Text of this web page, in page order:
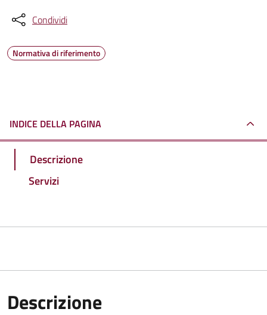
Condividi
Normativa di riferimento
INDICE DELLA PAGINA
Descrizione
Servizi
Descrizione